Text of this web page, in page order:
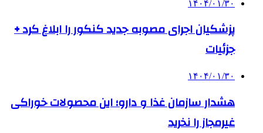
۱۴۰۴/۰۱/۳۰
پزشکیان اجرای مصوبه جدید کنکور را ابلاغ کرد +
جزئیات
۱۴۰۴/۰۱/۳۰
هشدار سازمان غذا و دارو؛ این محصولات خوراکی
غیرمجاز را نخرید